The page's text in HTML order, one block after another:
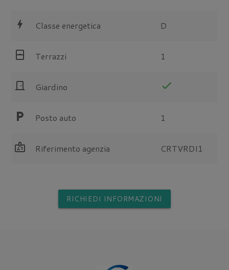
bolt Classe energetica D
sensor_window Terrazzi 1
door_front Giardino check
local_parking Posto auto 1
badge Riferimento agenzia CRTVRDI1
RICHIEDI INFORMAZIONI